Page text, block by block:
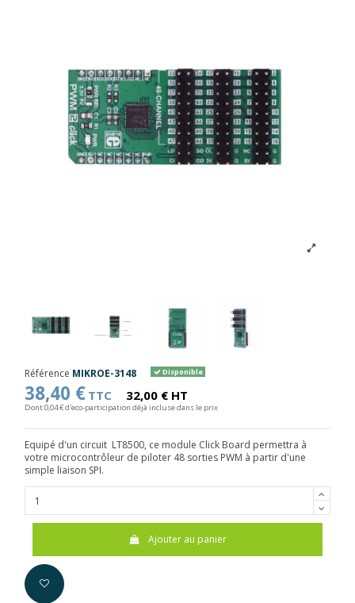
Référence MIKROE-3148 Disponible
38,40 € TTC 32,00 € HT
Dont 0,04 € d'eco-participation déjà incluse dans le prix
Equipé d'un circuit LT8500, ce module Click Board permettra à
votre microcontrôleur de piloter 48 sorties PWM à partir d'une
simple liaison SPI.
Ajouter au panier